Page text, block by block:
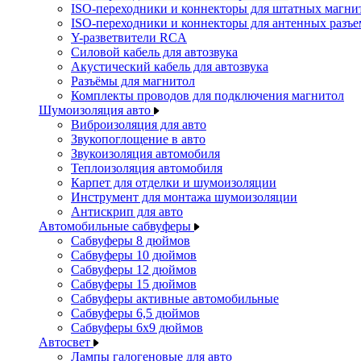
ISO-переходники и коннекторы для штатных
ISO-переходники и коннекторы для антенных
Y-разветвители RCA
Силовой кабель для автозвука
Акустический кабель для автозвука
Разъёмы для магнитол
Комплекты проводов для подключения магнитол
Шумоизоляция авто
Виброизоляция для авто
Звукопоглощение в авто
Звукоизоляция автомобиля
Теплоизоляция автомобиля
Карпет для отделки и шумоизоляции
Инструмент для монтажа шумоизоляции
Антискрип для авто
Автомобильные сабвуферы
Сабвуферы 8 дюймов
Сабвуферы 10 дюймов
Сабвуферы 12 дюймов
Сабвуферы 15 дюймов
Сабвуферы активные автомобильные
Сабвуферы 6,5 дюймов
Сабвуферы 6x9 дюймов
Автосвет
Лампы галогеновые для авто